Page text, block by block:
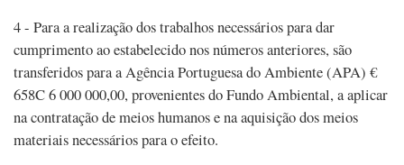
4 - Para a realização dos trabalhos necessários para dar
cumprimento ao estabelecido nos números anteriores, são
transferidos para a Agência Portuguesa do Ambiente (APA) €
658C 6 000 000,00, provenientes do Fundo Ambiental, a aplicar
na contratação de meios humanos e na aquisição dos meios
materiais necessários para o efeito.